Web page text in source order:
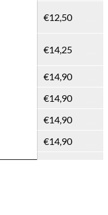
12,50
14,25
14,90
14,90
14,90
14,90
€12,50
€14,25
€14,90
€14,90
€14,90
€14,90